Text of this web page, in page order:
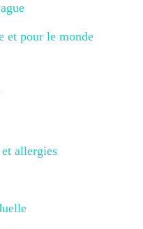
et pour le monde
allergies